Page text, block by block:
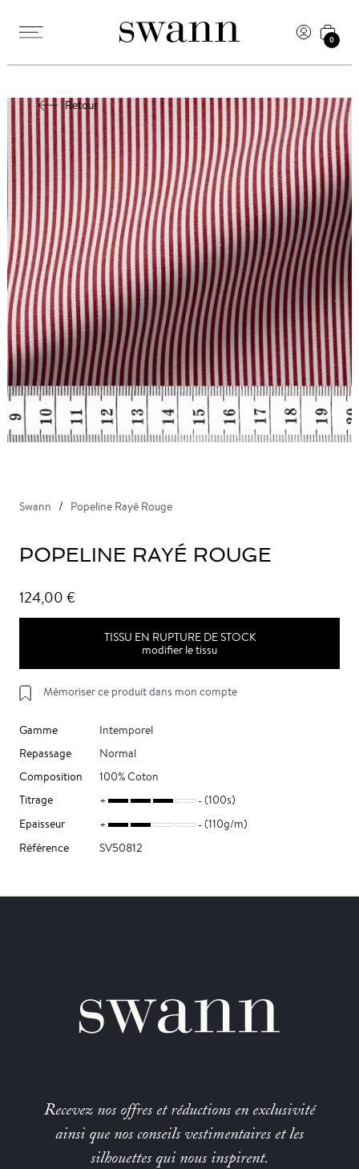
0
Retour
Swann Popeline Rayé Rouge
POPELINE RAYÉ ROUGE
124,00 €
TISSU EN RUPTURE DE STOCK
modifier le tissu
Mémoriser ce produit dans mon compte
Gamme
Intemporel
Repassage
Normal
Composition
100% Coton
Titrage
(100s)
Epaisseur
(110g/m)
Référence
SV50812
Recevez nos offres et réductions en exclusivité
ainsi que nos conseils vestimentaires et les
silhouettes qui nous inspirent.